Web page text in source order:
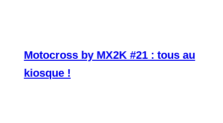
Motocross by MX2K #21 : tous au
kiosque !